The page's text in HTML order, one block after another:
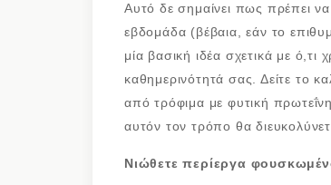
Αυτό δε σημαίνει πως πρέπει
εβδομάδα (βέβαια, εάν το
μία βασική ιδέα σχετικά με ό,τι
καθημερινότητά σας. Δείτε το
από τρόφιμα με φυτική
αυτόν τον τρόπο θα
Νιώθετε περίεργα